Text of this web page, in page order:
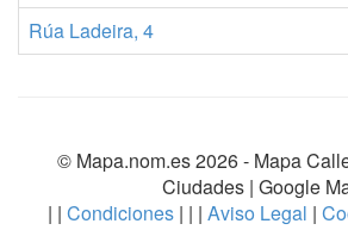
Rúa Ladeira, 4
© Mapa.nom.es 2026 - Mapa
Ciudades | Google
| | Condiciones| | | Aviso Legal |